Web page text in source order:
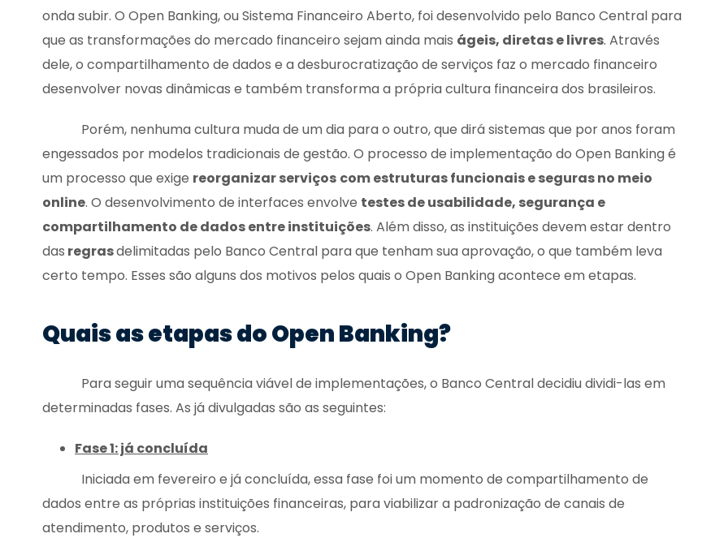
onda subir. O Open Banking, ou Sistema Financeiro Aberto, foi desenvolvido pelo Banco Central para
que as transformações do mercado financeiro sejam ainda mais ágeis, diretas e livres. Através
dele, o compartilhamento de dados e a desburocratização de serviços faz o mercado financeiro
desenvolver novas dinâmicas e também transforma a própria cultura financeira dos brasileiros.
Porém, nenhuma cultura muda de um dia para o outro, que dirá sistemas que por anos foram
engessados por modelos tradicionais de gestão. O processo de implementação do Open Banking é
um processo que exige reorganizar serviços com estruturas funcionais e seguras no meio
online. O desenvolvimento de interfaces envolve testes de usabilidade, segurança e
compartilhamento de dados entre instituições. Além disso, as instituições devem estar dentro
das regrasdelimitadas pelo Banco Central para que tenham sua aprovação, o que também leva
certo tempo. Esses são alguns dos motivos pelos quais o Open Banking acontece em etapas.
Quais as etapas do Open Banking?
Para seguir uma sequência viável de implementações, o Banco Central decidiu dividi-las em
determinadas fases. As já divulgadas são as seguintes:
Fase 1: já concluída
Iniciada em fevereiro e já concluída, essa fase foi um momento de compartilhamento de
dados entre as próprias instituições financeiras, para viabilizar a padronização de canais de
atendimento, produtos e serviços.